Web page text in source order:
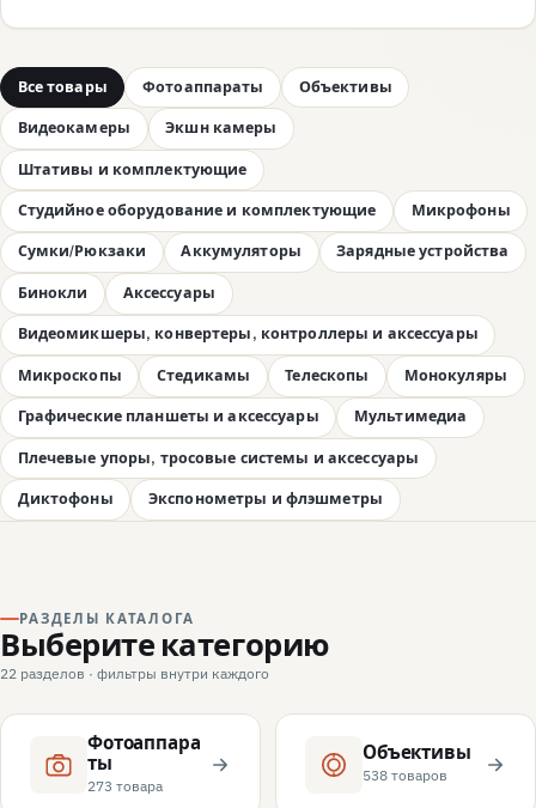
Все товары Фотоаппараты Объективы
Видеокамеры Экшн камеры
Штативы и комплектующие
Студийное оборудование и комплектующие Микрофоны
Сумки/Рюкзаки Аккумуляторы Зарядные устройства
Бинокли Аксессуары
Видеомикшеры, конвертеры, контроллеры и аксессуары
Микроскопы Стедикамы Телескопы Монокуляры
Графические планшеты и аксессуары Мультимедиа
Плечевые упоры, тросовые системы и аксессуары
Диктофоны Экспонометры и флэшметры
РАЗДЕЛЫ КАТАЛОГА
Выберите категорию
22 разделов · фильтры внутри каждого
Фотоаппара
ты
273 товара
Объективы
538 товаров